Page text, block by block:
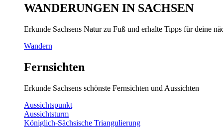
WANDERUNGEN IN SACHSEN
Erkunde Sachsens Natur zu Fuß und erhalte Tipps für deine
Wandern
Fernsichten
Erkunde Sachsens schönste Fernsichten und Aussichten
Aussichtspunkt
Aussichtsturm
Königlich-Sächsische Triangulierung